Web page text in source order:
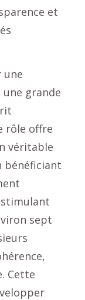
et
une
grande
rôle offre
véritable
stimulant
sept
Cette